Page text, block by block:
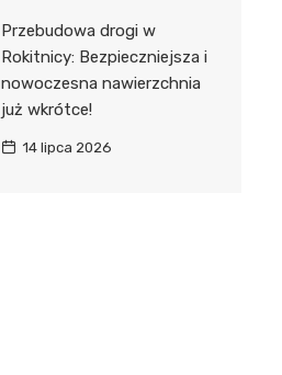
Przebudowa drogi w
Rokitnicy: Bezpieczniejsza i
nowoczesna nawierzchnia
już wkrótce!
14 lipca 2026